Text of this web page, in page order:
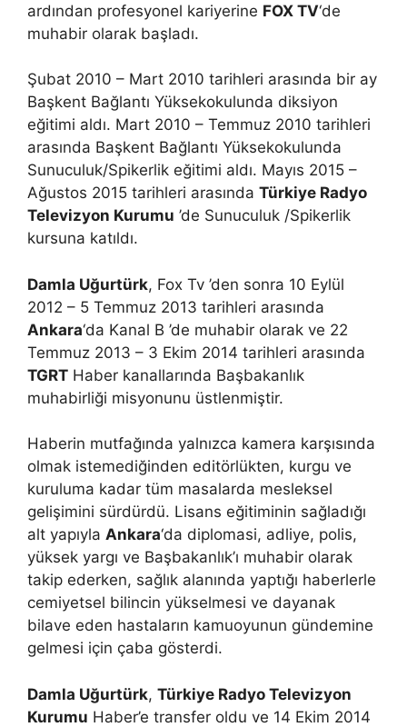
ardından profesyonel kariyerine FOX TV‘de
muhabir olarak başladı.
Şubat 2010 – Mart 2010 tarihleri arasında bir ay
Başkent Bağlantı Yüksekokulunda diksiyon
eğitimi aldı. Mart 2010 – Temmuz 2010 tarihleri
arasında Başkent Bağlantı Yüksekokulunda
Sunuculuk/Spikerlik eğitimi aldı. Mayıs 2015 –
Ağustos 2015 tarihleri arasında Türkiye Radyo
Televizyon Kurumu ’de Sunuculuk /Spikerlik
kursuna katıldı.
Damla Uğurtürk, Fox Tv ’den sonra 10 Eylül
2012 – 5 Temmuz 2013 tarihleri arasında
Ankara‘da Kanal B ’de muhabir olarak ve 22
Temmuz 2013 – 3 Ekim 2014 tarihleri arasında
TGRT Haber kanallarında Başbakanlık
muhabirliği misyonunu üstlenmiştir.
Haberin mutfağında yalnızca kamera karşısında
olmak istemediğinden editörlükten, kurgu ve
kuruluma kadar tüm masalarda mesleksel
gelişimini sürdürdü. Lisans eğitiminin sağladığı
alt yapıyla Ankara‘da diplomasi, adliye, polis,
yüksek yargı ve Başbakanlık’ı muhabir olarak
takip ederken, sağlık alanında yaptığı haberlerle
cemiyetsel bilincin yükselmesi ve dayanak
bilave eden hastaların kamuoyunun gündemine
gelmesi için çaba gösterdi.
Damla Uğurtürk, Türkiye Radyo Televizyon
Kurumu Haber’e transfer oldu ve 14 Ekim 2014